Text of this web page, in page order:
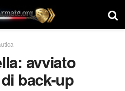
avviato
back-up